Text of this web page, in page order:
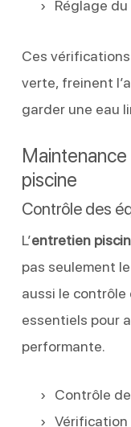
Réglage
Ces
verte, freinent
garder une eau
piscine
Contrôle des
L’entretien
pas seulement
aussi le
essentiels pour
performante.
Contrôle